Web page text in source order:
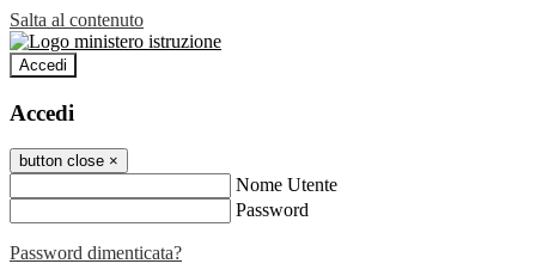
Salta al contenuto
Accedi
Accedi
button close ×
Nome Utente
Password
Password dimenticata?